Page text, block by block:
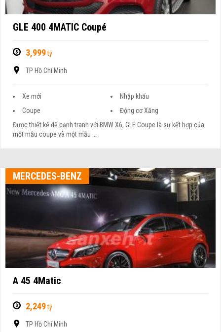
GLE 400 4MATIC Coupé
3,999tỷ
TP Hồ Chí Minh
Xe mới
Nhập khẩu
Coupe
Động cơ Xăng
Được thiết kế để cạnh tranh với BMW X6, GLE Coupe là sự kết hợp của
một mẫu coupe và một mẫu ...
MERCEDES-BENZ
A 45 4Matic
2,249tỷ
TP Hồ Chí Minh